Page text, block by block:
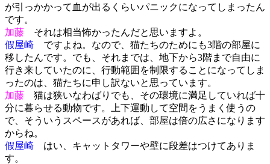
が引っかかって血が出るくらいパニックになってしまったん
です。
加藤 それは相当怖かったんだと思いますよ。
假屋崎 ですよね。なので、猫たちのためにも3階の部屋に
移したんです。でも、それまでは、地下から3階まで自由に
行き来していたのに、行動範囲を制限することになってしま
ったのは、猫たちに申し訳ないと思っています。
加藤 猫は狭いなわばりでも、その環境に満足していれば十
分に暮らせる動物です。上下運動して空間をうまく使うの
で、そういうスペースがあれば、部屋は倍の広さになります
からね。
假屋崎 はい、キャットタワーや壁に段差はつけてありま
す。